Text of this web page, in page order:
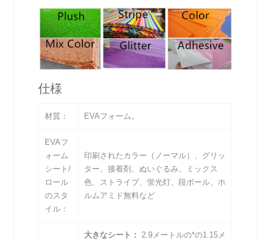
仕様
材質： EVAフォーム。
EVAフ
ォーム
シート/
ロール
のスタ
イル：
印刷されたカラー（ノーマル）、グリッ
ター、接着剤、ぬいぐるみ、ミックス
色、ストライプ、蛍光灯、段ボール、ホ
ルムアミド無料など
大きなシート： 2.9メートルの*の1.15メ